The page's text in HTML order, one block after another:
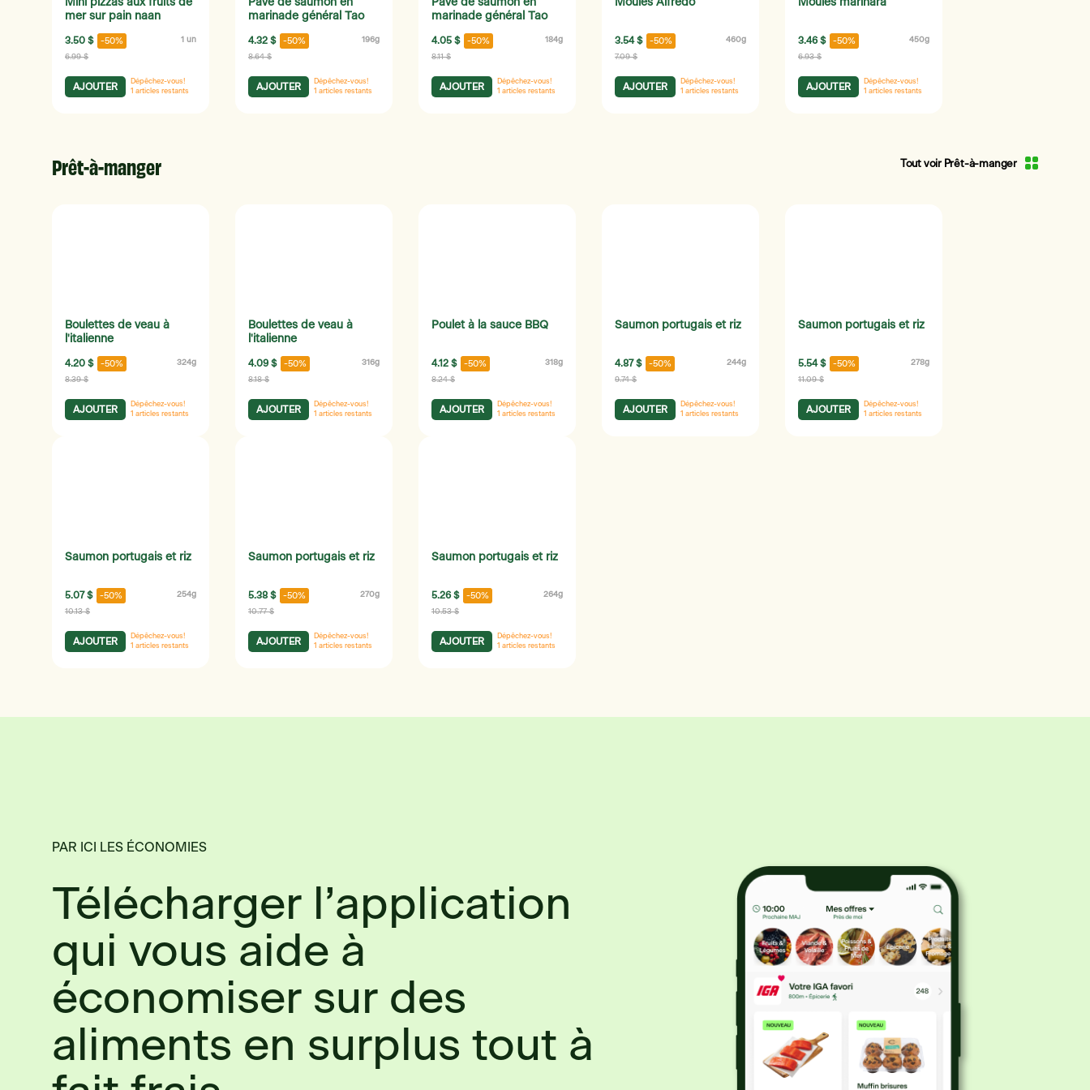
Mini pizzas aux fruits de
mer sur pain naan
3.50 $ -50% 1 un
6.99 $
AJOUTER
Dépêchez-vous!
1 articles restants
Pavé de saumon en
marinade général Tao
4.32 $ -50% 196g
8.64 $
AJOUTER
Dépêchez-vous!
1 articles restants
Pavé de saumon en
marinade général Tao
4.05 $ -50% 184g
8.11 $
AJOUTER
Dépêchez-vous!
1 articles restants
Moules Alfredo
3.54 $ -50% 460g
7.09 $
AJOUTER
Dépêchez-vous!
1 articles restants
Moules marinara
3.46 $ -50% 450g
6.93 $
AJOUTER
Dépêchez-vous!
1 articles restants
Prêt-à-manger Tout voir Prêt-à-manger
Boulettes de veau à
l'italienne
4.20 $ -50% 324g
8.39 $
AJOUTER
Dépêchez-vous!
1 articles restants
Boulettes de veau à
l'italienne
4.09 $ -50% 316g
8.18 $
AJOUTER
Dépêchez-vous!
1 articles restants
Poulet à la sauce BBQ
4.12 $ -50% 318g
8.24 $
AJOUTER
Dépêchez-vous!
1 articles restants
Saumon portugais et riz
4.87 $ -50% 244g
9.74 $
AJOUTER
Dépêchez-vous!
1 articles restants
Saumon portugais et riz
5.54 $ -50% 278g
11.09 $
AJOUTER
Dépêchez-vous!
1 articles restants
Saumon portugais et riz
5.07 $ -50% 254g
10.13 $
AJOUTER
Dépêchez-vous!
1 articles restants
Saumon portugais et riz
5.38 $ -50% 270g
10.77 $
AJOUTER
Dépêchez-vous!
1 articles restants
Saumon portugais et riz
5.26 $ -50% 264g
10.53 $
AJOUTER
Dépêchez-vous!
1 articles restants
PAR ICI LES ÉCONOMIES
Télécharger l’application
qui vous aide à
économiser sur des
aliments en surplus tout à